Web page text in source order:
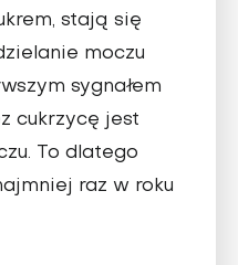
stają się
moczu
sygnałem
cukrzycę jest
To dlatego
raz w roku